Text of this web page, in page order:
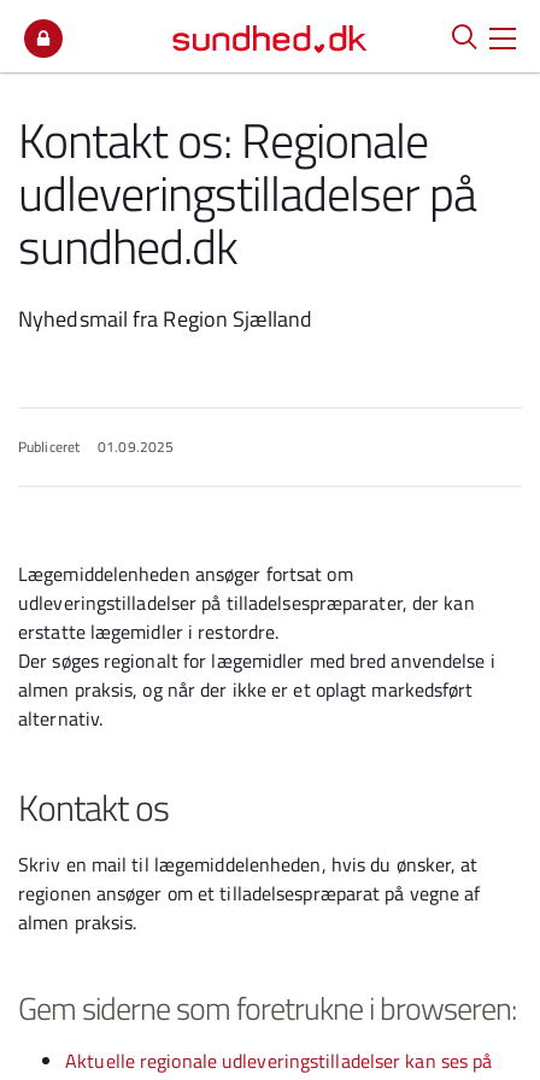
Kontakt os: Regionale
udleveringstilladelser på
sundhed.dk
Nyhedsmail fra Region Sjælland
Publiceret 01.09.2025
Lægemiddelenheden ansøger fortsat om
udleveringstilladelser på tilladelsespræparater, der kan
erstatte lægemidler i restordre.
Der søges regionalt for lægemidler med bred anvendelse i
almen praksis, og når der ikke er et oplagt markedsført
alternativ.
Kontakt os
Skriv en mail til lægemiddelenheden, hvis du ønsker, at
regionen ansøger om et tilladelsespræparat på vegne af
almen praksis.
Gem siderne som foretrukne i browseren:
Aktuelle regionale udleveringstilladelser kan ses på